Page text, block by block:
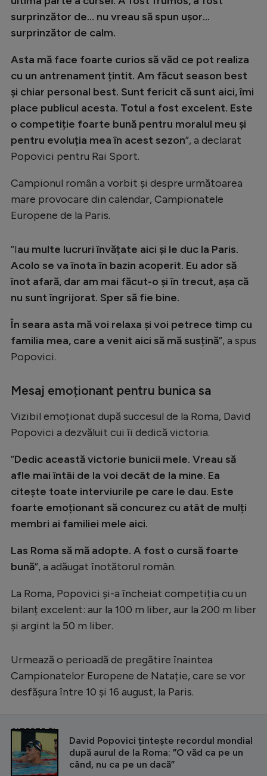
surprinzător de... nu vreau să spun ușor...
surprinzător de calm.
Asta mă face foarte curios să văd ce pot realiza
cu un antrenament țintit. Am făcut season best
și chiar personal best. Sunt fericit că sunt aici, îmi
place publicul acesta. Totul a fost excelent. Este
o competiție foarte bună pentru moralul meu și
pentru evoluția mea în acest sezon”, a declarat
Popovici pentru Rai Sport.
Campionul român a vorbit și despre următoarea
mare provocare din calendar, Campionatele
Europene de la Paris.
”Iau multe lucruri învățate aici și le duc la Paris.
Acolo se va înota în bazin acoperit. Eu ador să
înot afară, dar am mai făcut-o și în trecut, așa că
nu sunt îngrijorat. Sper să fie bine.
În seara asta mă voi relaxa și voi petrece timp cu
familia mea, care a venit aici să mă susțină”, a spus
Popovici.
Mesaj emoționant pentru bunica sa
Vizibil emoționat după succesul de la Roma, David
Popovici a dezvăluit cui îi dedică victoria.
”Dedic această victorie bunicii mele. Vreau să
afle mai întâi de la voi decât de la mine. Ea
citește toate interviurile pe care le dau. Este
foarte emoționant să concurez cu atât de mulți
membri ai familiei mele aici.
Las Roma să mă adopte. A fost o cursă foarte
bună”, a adăugat înotătorul român.
La Roma, Popovici și-a încheiat competiția cu un
bilanț excelent: aur la 100 m liber, aur la 200 m liber
și argint la 50 m liber.
Urmează o perioadă de pregătire înaintea
Campionatelor Europene de Natație, care se vor
desfășura între 10 și 16 august, la Paris.
CITEȘTE ȘI
David Popovici țintește recordul mondial
după aurul de la Roma: ”O văd ca pe un
când, nu ca pe un dacă”